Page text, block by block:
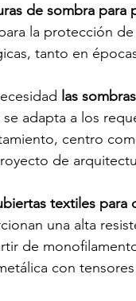
planificacion de parques
de sombra para
la protección
tanto en
las
adapta a los
centro
de
textiles para
una alta
de
con